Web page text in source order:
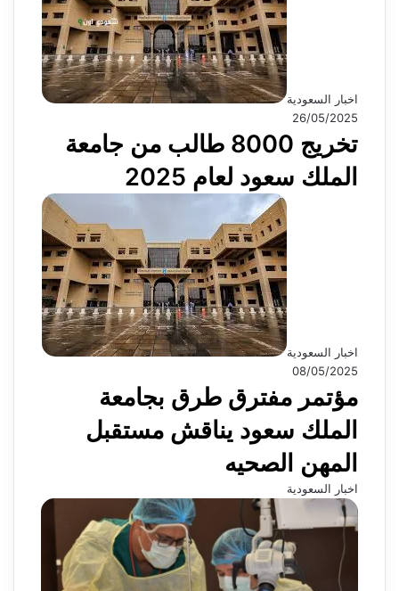
اخبار السعودية
26/05/2025
تخريج 8000 طالب من جامعة
الملك سعود لعام 2025
اخبار السعودية
08/05/2025
مؤتمر مفترق طرق بجامعة
الملك سعود يناقش مستقبل
المهن الصحيه
اخبار السعودية